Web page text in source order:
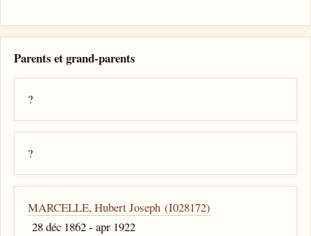
Parents et grand-parents
?
?
MARCELLE, Hubert Joseph (I028172)
28 déc 1862 - apr 1922